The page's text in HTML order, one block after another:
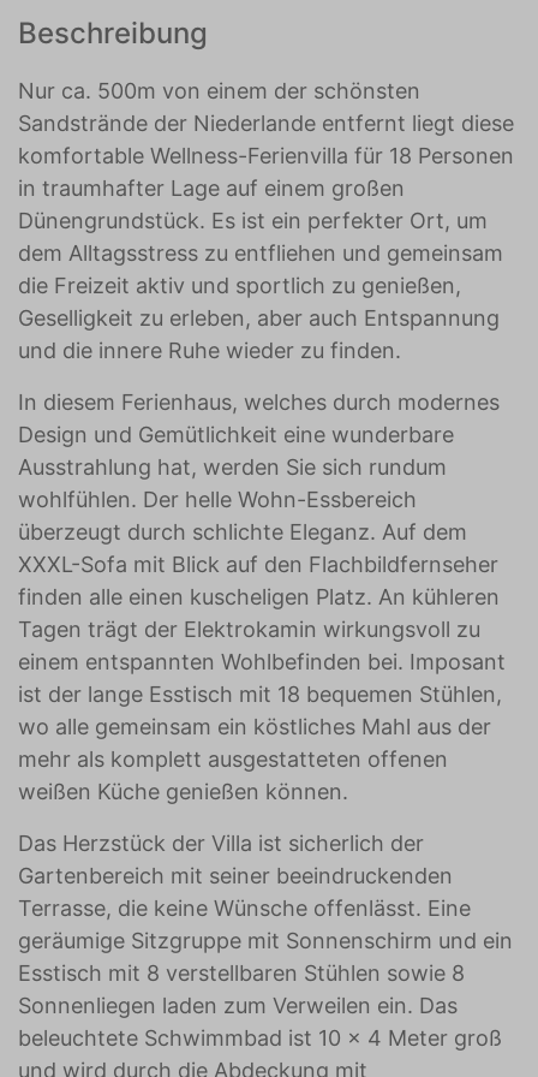
Beschreibung
Nur ca. 500m von einem der schönsten
Sandstrände der Niederlande entfernt liegt diese
komfortable Wellness-Ferienvilla für 18 Personen
in traumhafter Lage auf einem großen
Dünengrundstück. Es ist ein perfekter Ort, um
dem Alltagsstress zu entfliehen und gemeinsam
die Freizeit aktiv und sportlich zu genießen,
Geselligkeit zu erleben, aber auch Entspannung
und die innere Ruhe wieder zu finden.
In diesem Ferienhaus, welches durch modernes
Design und Gemütlichkeit eine wunderbare
Ausstrahlung hat, werden Sie sich rundum
wohlfühlen. Der helle Wohn-Essbereich
überzeugt durch schlichte Eleganz. Auf dem
XXXL-Sofa mit Blick auf den Flachbildfernseher
finden alle einen kuscheligen Platz. An kühleren
Tagen trägt der Elektrokamin wirkungsvoll zu
einem entspannten Wohlbefinden bei. Imposant
ist der lange Esstisch mit 18 bequemen Stühlen,
wo alle gemeinsam ein köstliches Mahl aus der
mehr als komplett ausgestatteten offenen
weißen Küche genießen können.
Das Herzstück der Villa ist sicherlich der
Gartenbereich mit seiner beeindruckenden
Terrasse, die keine Wünsche offenlässt. Eine
geräumige Sitzgruppe mit Sonnenschirm und ein
Esstisch mit 8 verstellbaren Stühlen sowie 8
Sonnenliegen laden zum Verweilen ein. Das
beleuchtete Schwimmbad ist 10 x 4 Meter groß
und wird durch die Abdeckung mit